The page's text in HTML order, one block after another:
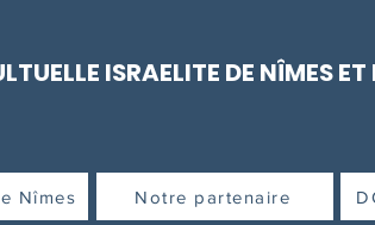
ISRAELITE DE NÎMES
Notre partenaire
Nîmes